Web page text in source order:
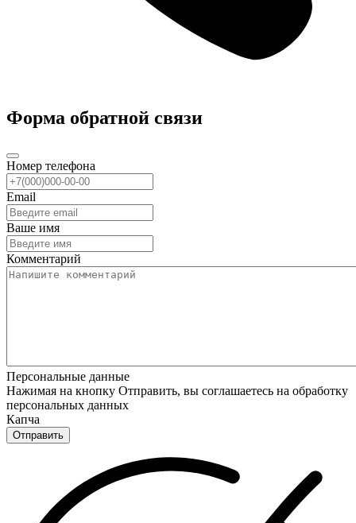
Форма обратной связи
Номер телефона
Email
Ваше имя
Комментарий
Персональные данные
Нажимая на кнопку Отправить, вы соглашаетесь на обработку
персональных данных
Капча
Отправить